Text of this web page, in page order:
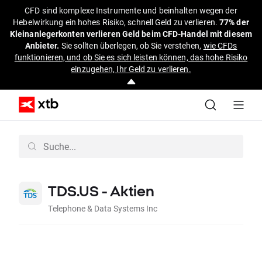
CFD sind komplexe Instrumente und beinhalten wegen der
Hebelwirkung ein hohes Risiko, schnell Geld zu verlieren.77% der
Kleinanlegerkonten verlieren Geld beim CFD-Handel mit diesem
Anbieter. Sie sollten überlegen, ob Sie verstehen, wie CFDs
funktionieren, und ob Sie es sich leisten können, das hohe Risiko
einzugehen, Ihr Geld zu verlieren.
TDS.US - Aktien
Telephone & Data Systems Inc